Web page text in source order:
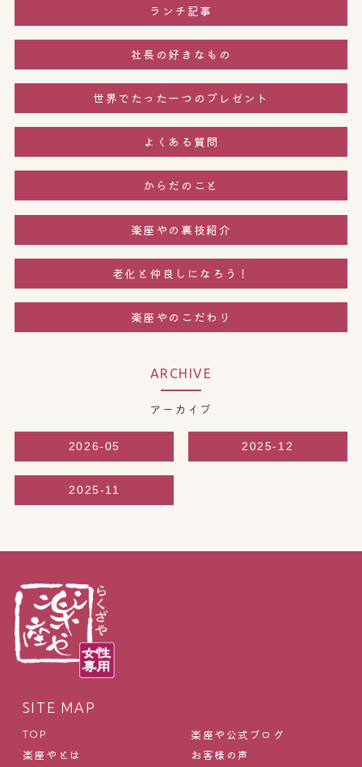
ランチ記事
社長の好きなもの
世界でたった一つのプレゼント
よくある質問
からだのこと
楽座やの裏技紹介
老化と仲良しになろう！
楽座やのこだわり
ARCHIVE
アーカイブ
2026-05 2025-12
2025-11
SITE MAP
TOP
楽座やとは
楽座や公式ブログ
お客様の声